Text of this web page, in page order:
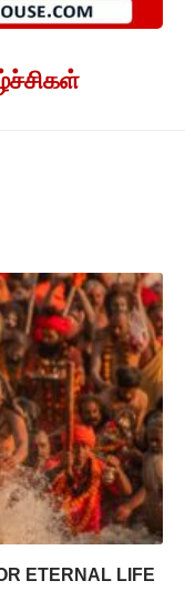
ETERNAL LIFE